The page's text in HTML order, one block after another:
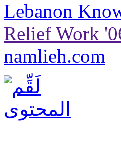
Lebanon
Relief Work
namlieh.com